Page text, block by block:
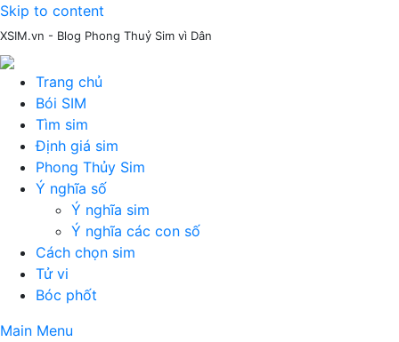
Skip to content
XSIM.vn - Blog Phong Thuỷ Sim vì Dân
Trang chủ
Bói SIM
Tìm sim
Định giá sim
Phong Thủy Sim
Ý nghĩa số
Ý nghĩa sim
Ý nghĩa các con số
Cách chọn sim
Tử vi
Bóc phốt
Main Menu